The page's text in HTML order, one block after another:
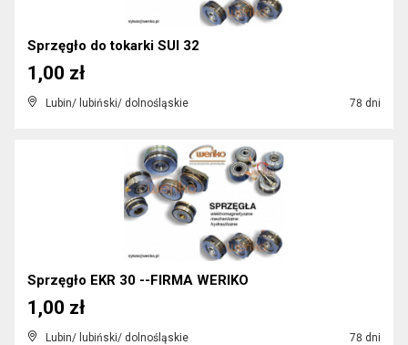
Sprzęgło do tokarki SUI 32
Lubin/ lubiński/ dolnośląskie 78 dni
1,00 zł
Sprzęgło EKR 30 --FIRMA WERIKO
Lubin/ lubiński/ dolnośląskie 78 dni
1,00 zł